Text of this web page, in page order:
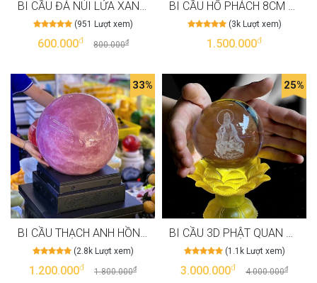
BI CẦU ĐÁ NÚI LỬA XANH - T3315
(951 Lượt xem)
600.000đ 800.000đ
BI CẦU HỔ PHÁCH 8CM 10CM - T3236
(3k Lượt xem)
1.500.000đ
33%
BI CẦU THẠCH ANH HỒNG VIP VỚI 76.4KG VÀ ĐƯỜNG KÍNH 40CM T3197
(2.8k Lượt xem)
1.200.000đ 1.800.000đ
25%
BI CẦU 3D PHẬT QUAN ÂM KÈM ĐẾ ĐÈN HOA SEN - T3191
(1.1k Lượt xem)
3.000.000đ 4.000.000đ